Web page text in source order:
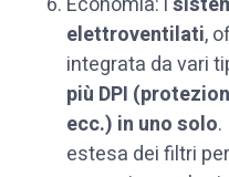
elettroventilati,
integrata da vari
più DPI
ecc.) in uno solo.
estesa dei filtri